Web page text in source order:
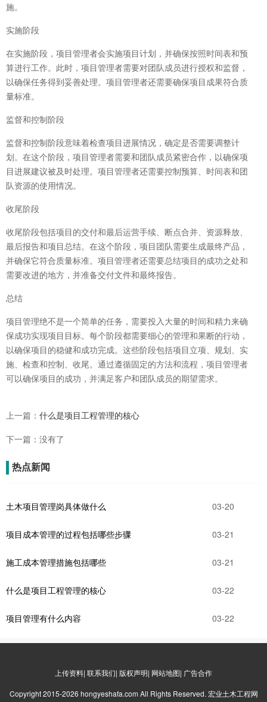
施。
实施阶段
在实施阶段，项目管理者会实施项目计划，并确保按照时间表和预
算进行工作。此时，项目管理者需要对团队成员进行授权和监督，
以确保任务得到妥善处理。项目管理者还需要确保项目成果符合质
量标准。
监督和控制阶段
监督和控制阶段意味着检查项目进展情况，确定是否需要调整计
划。在这个阶段，项目管理者需要和团队成员紧密合作，以确保项
目进展建议被及时处理。项目管理者还需要控制预算、时间表和团
队资源的使用情况。
收尾阶段
收尾阶段包括项目的交付和最后运营手续、断点合并、资源释放、
最后报告和项目总结。在这个阶段，项目团队需要生成最终产品，
并确保它符合质量标准。项目管理者还需要总结项目的成功之处和
需要改进的地方，并准备交付文件和最终报告。
总结
项目管理绝不是一个简单的任务，需要投入大量的时间和精力来确
保成功实现项目目标。每个阶段都需要细心的管理和果断的行动，
以确保项目的稳健和成功完成。这些阶段包括项目立项、规划、实
施、检查和控制、收尾。通过遵循固定的方法和流程，项目管理者
可以确保项目的成功，并满足客户和团队成员的期望需求。
上一篇： 什么是项目工程管理的核心
下一篇：没有了
热点新闻
土木项目管理岗具体做什么 03-20
项目成本管理的过程包括哪些步骤 03-21
施工成本管理措施包括哪些 03-21
什么是项目工程管理的核心 03-22
项目管理有什么内容 03-22
上传资料| 联系我们| 版权声明| 网站地图| 广告合作
Copyright 2015-2026 hongyeshafa.com All Rights Reserved. 宏业土木工程网